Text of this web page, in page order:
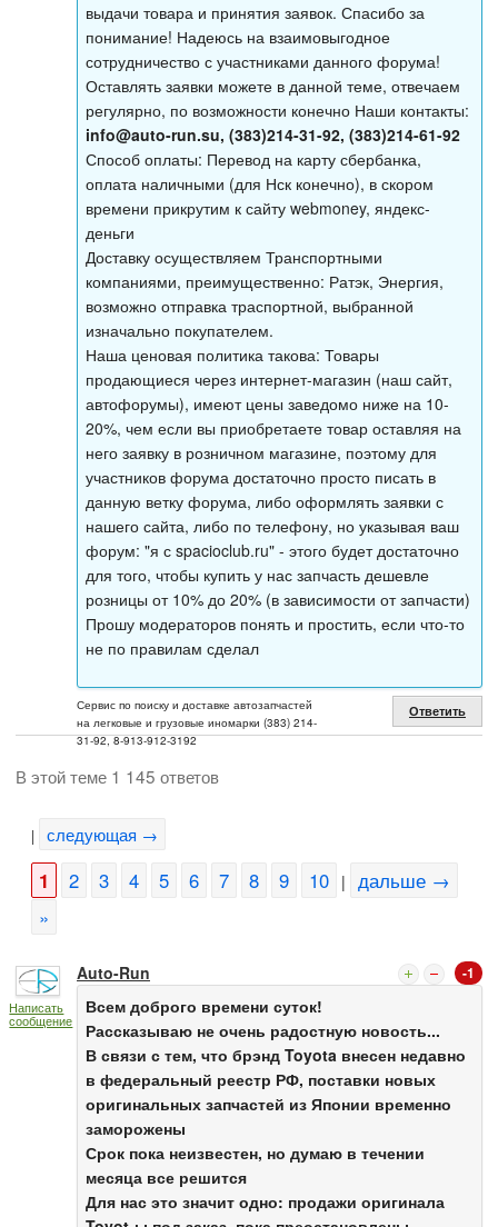
выдачи товара и принятия заявок. Спасибо за
понимание! Надеюсь на взаимовыгодное
сотрудничество с участниками данного форума!
Оставлять заявки можете в данной теме, отвечаем
регулярно, по возможности конечно Наши контакты:
info@auto-run.su, (383)214-31-92, (383)214-61-92
Способ оплаты: Перевод на карту сбербанка,
оплата наличными (для Нск конечно), в скором
времени прикрутим к сайту webmoney, яндекс-
деньги
Доставку осуществляем Транспортными
компаниями, преимущественно: Ратэк, Энергия,
возможно отправка траспортной, выбранной
изначально покупателем.
Наша ценовая политика такова: Товары
продающиеся через интернет-магазин (наш сайт,
автофорумы), имеют цены заведомо ниже на 10-
20%, чем если вы приобретаете товар оставляя на
него заявку в розничном магазине, поэтому для
участников форума достаточно просто писать в
данную ветку форума, либо оформлять заявки с
нашего сайта, либо по телефону, но указывая ваш
форум: "я с spacioclub.ru" - этого будет достаточно
для того, чтобы купить у нас запчасть дешевле
розницы от 10% до 20% (в зависимости от запчасти)
Прошу модераторов понять и простить, если что-то
не по правилам сделал
Сервис по поиску и доставке автозапчастей
на легковые и грузовые иномарки (383) 214-
31-92, 8-913-912-3192
Ответить
В этой теме 1 145 ответов
| следующая →
1 2 3 4 5 6 7 8 9 10 |
дальше →
»
Написать
сообщение
Auto-Run -1
Всем доброго времени суток!
Рассказываю не очень радостную новость...
В связи с тем, что брэнд Toyota внесен недавно
в федеральный реестр РФ, поставки новых
оригинальных запчастей из Японии временно
заморожены
Срок пока неизвестен, но думаю в течении
месяца все решится
Для нас это значит одно: продажи оригинала